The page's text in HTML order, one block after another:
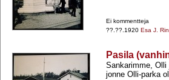
Ei kommentteja
??.??.1920 Esa J.
Pasila
Sankarimme,
jonne Olli-​parka